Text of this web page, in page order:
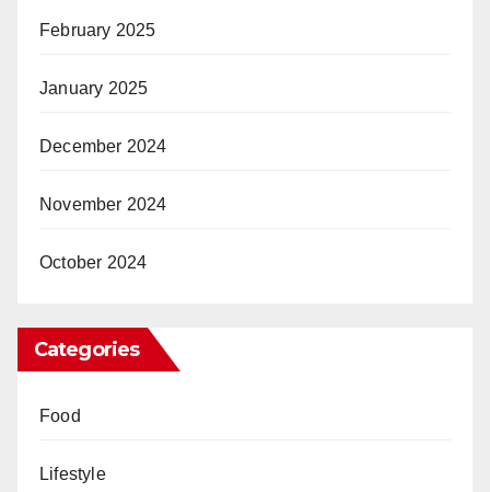
February 2025
January 2025
December 2024
November 2024
October 2024
Categories
Food
Lifestyle